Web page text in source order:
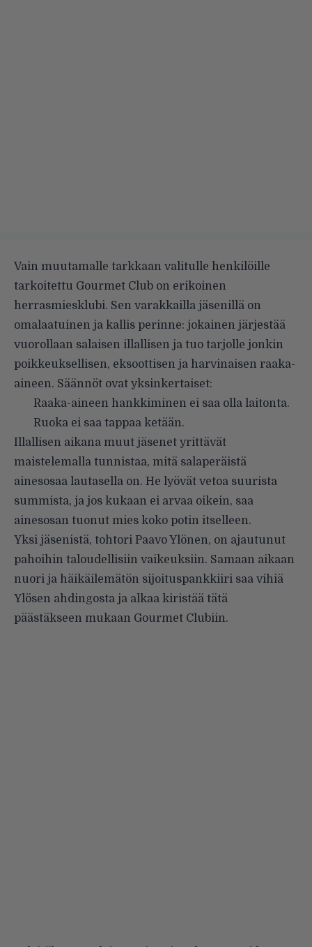
Vain muutamalle tarkkaan valitulle henkilöille
tarkoitettu Gourmet Club on erikoinen
herrasmiesklubi. Sen varakkailla jäsenillä on
omalaatuinen ja kallis perinne: jokainen järjestää
vuorollaan salaisen illallisen ja tuo tarjolle jonkin
poikkeuksellisen, eksoottisen ja harvinaisen raaka-
aineen. Säännöt ovat yksinkertaiset:
Raaka-aineen hankkiminen ei saa olla laitonta.
Ruoka ei saa tappaa ketään.
Illallisen aikana muut jäsenet yrittävät
maistelemalla tunnistaa, mitä salaperäistä
ainesosaa lautasella on. He lyövät vetoa suurista
summista, ja jos kukaan ei arvaa oikein, saa
ainesosan tuonut mies koko potin itselleen.
Yksi jäsenistä, tohtori Paavo Ylönen, on ajautunut
pahoihin taloudellisiin vaikeuksiin. Samaan aikaan
nuori ja häikäilemätön sijoituspankkiiri saa vihiä
Ylösen ahdingosta ja alkaa kiristää tätä
päästäkseen mukaan Gourmet Clubiin.